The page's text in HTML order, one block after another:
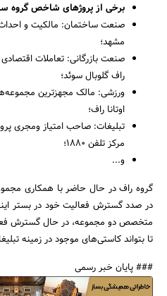
برخی از پروژهای شاخص گروه
صنعت ساختمان: مالکیت و
مشهد؛
صنعت بازرگانی: تعاملات
راف گلوبال سوئد؛
ورزشی: مالک مجهزترین
اوتانا راف؛
تبلیغات: صاحب امتیاز ومجری
مرکز تلفن 1880؛
و...
گروه راف در حال حاضر با همکاری
در صدد گسترش فعالیت خود در بستر
متخصص دو مجموعه، در حال گسترش
تا بتواند کاستی‌های موجود در زمینه
### پایان خبر رسمی